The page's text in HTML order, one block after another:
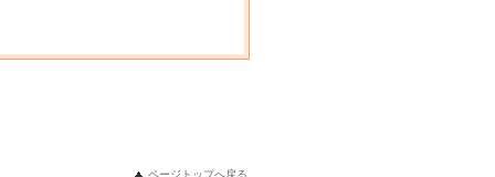
ページトップへ戻る